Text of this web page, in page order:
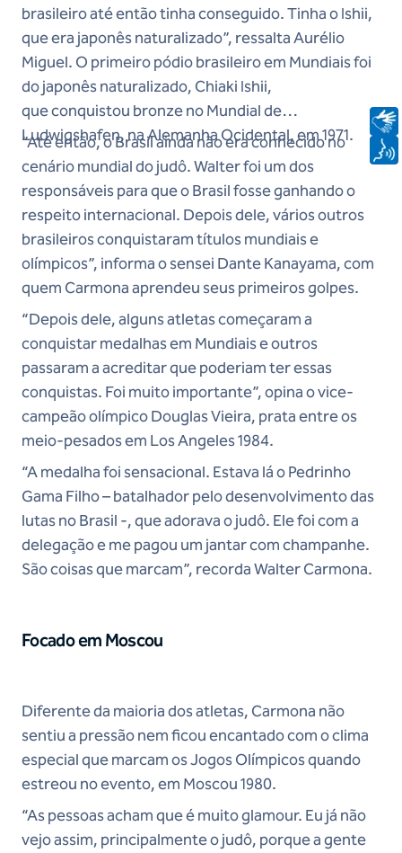
brasileiro até então tinha conseguido. Tinha o Ishii,
que era japonês naturalizado”, ressalta Aurélio
Miguel. O primeiro pódio brasileiro em Mundiais foi
do japonês naturalizado, Chiaki Ishii,
que conquistou bronze no Mundial de
Ludwigshafen, na Alemanha Ocidental, em 1971.
“Até então, o Brasil ainda não era conhecido no
cenário mundial do judô. Walter foi um dos
responsáveis para que o Brasil fosse ganhando o
respeito internacional. Depois dele, vários outros
brasileiros conquistaram títulos mundiais e
olímpicos”, informa o sensei Dante Kanayama, com
quem Carmona aprendeu seus primeiros golpes.
“Depois dele, alguns atletas começaram a
conquistar medalhas em Mundiais e outros
passaram a acreditar que poderiam ter essas
conquistas. Foi muito importante”, opina o vice-
campeão olímpico Douglas Vieira, prata entre os
meio-pesados em Los Angeles 1984.
“A medalha foi sensacional. Estava lá o Pedrinho
Gama Filho – batalhador pelo desenvolvimento das
lutas no Brasil -, que adorava o judô. Ele foi com a
delegação e me pagou um jantar com champanhe.
São coisas que marcam”, recorda Walter Carmona.
Focado em Moscou
Diferente da maioria dos atletas, Carmona não
sentiu a pressão nem ficou encantado com o clima
especial que marcam os Jogos Olímpicos quando
estreou no evento, em Moscou 1980.
“As pessoas acham que é muito glamour. Eu já não
vejo assim, principalmente o judô, porque a gente